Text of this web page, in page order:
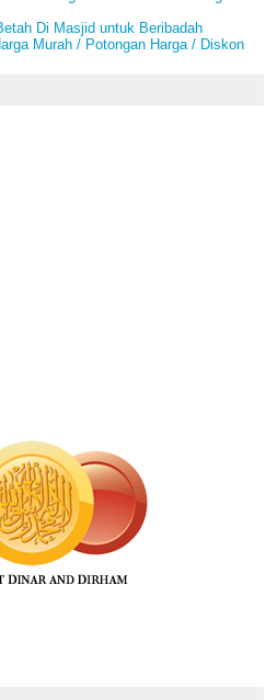
Di Masjid untuk Beribadah
Murah / Potongan Harga / Diskon